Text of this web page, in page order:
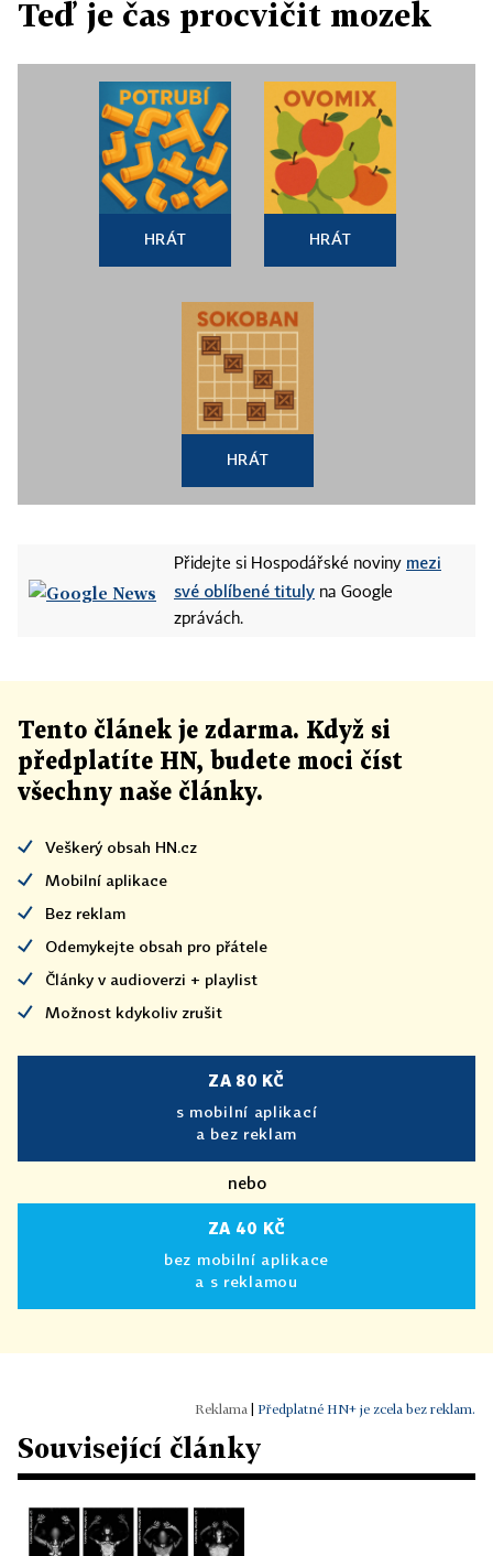
Teď je čas procvičit mozek
HRÁT HRÁT
HRÁT
Přidejte si Hospodářské noviny mezi
své oblíbené tituly na Google
zprávách.
Tento článek je zdarma. Když si
předplatíte HN, budete moci číst
všechny naše články.
Veškerý obsah HN.cz
Mobilní aplikace
Bez reklam
Odemykejte obsah pro přátele
Články v audioverzi + playlist
Možnost kdykoliv zrušit
ZA 80 KČ
s mobilní aplikací
a bez reklam
nebo
ZA 40 KČ
bez mobilní aplikace
a s reklamou
Předplatné HN+ je zcela bez reklam.
Související články